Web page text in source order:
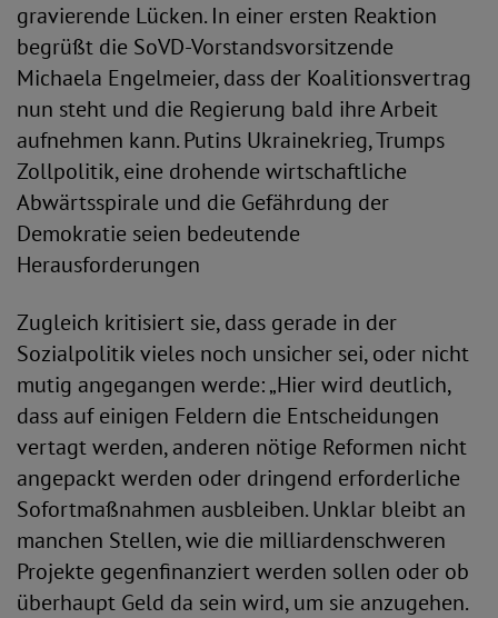
gravierende Lücken. In einer ersten Reaktion
begrüßt die SoVD-Vorstandsvorsitzende
Michaela Engelmeier, dass der Koalitionsvertrag
nun steht und die Regierung bald ihre Arbeit
aufnehmen kann. Putins Ukrainekrieg, Trumps
Zollpolitik, eine drohende wirtschaftliche
Abwärtsspirale und die Gefährdung der
Demokratie seien bedeutende
Herausforderungen
Zugleich kritisiert sie, dass gerade in der
Sozialpolitik vieles noch unsicher sei, oder nicht
mutig angegangen werde: „Hier wird deutlich,
dass auf einigen Feldern die Entscheidungen
vertagt werden, anderen nötige Reformen nicht
angepackt werden oder dringend erforderliche
Sofortmaßnahmen ausbleiben. Unklar bleibt an
manchen Stellen, wie die milliardenschweren
Projekte gegenfinanziert werden sollen oder ob
überhaupt Geld da sein wird, um sie anzugehen.